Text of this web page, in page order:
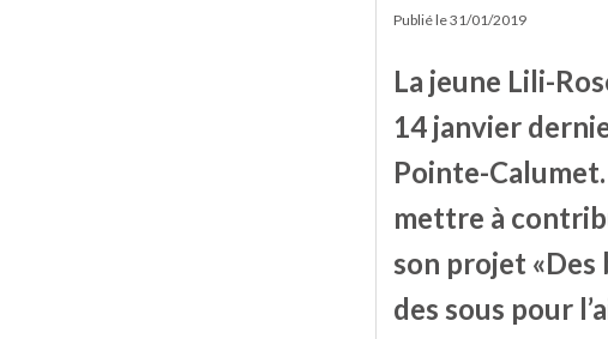
Publié le31/01/2019
La jeune Lili-
14 janvier
Pointe-
mettre à
son projet «Des
des sous pour